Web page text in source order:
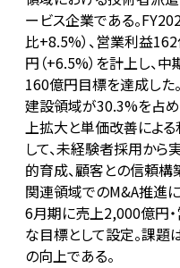
ービス企業である。
比+8.5%）、営業利益
円（+6.5%）を計上し、
160億円目標を達成した
建設領域が30.3%を占
上拡大と単価改善によ
して、未経験者採用か
的育成、顧客との信頼
関連領域でのM&A推進
6月期に売上2,000億円
な目標として設定。課
の向上である。